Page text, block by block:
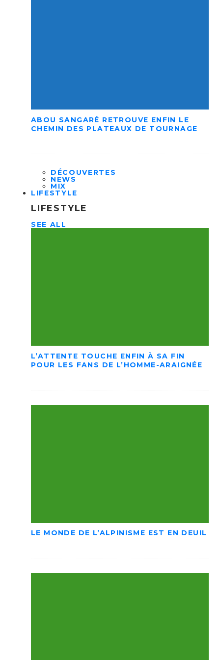
ABOU SANGARÉ RETROUVE ENFIN LE
CHEMIN DES PLATEAUX DE TOURNAGE
DÉCOUVERTES
NEWS
MIX
LIFESTYLE
LIFESTYLE
SEE ALL
L’ATTENTE TOUCHE ENFIN À SA FIN
POUR LES FANS DE L’HOMME-ARAIGNÉE
LE MONDE DE L’ALPINISME EST EN DEUIL